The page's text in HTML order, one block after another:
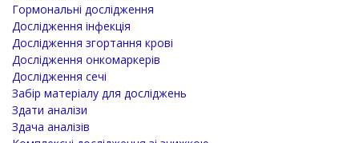
Гормональні дослідження
Дослідження інфекція
Дослідження згортання крові
Дослідження онкомаркерів
Дослідження сечі
Забір матеріалу для досліджень
Здати аналізи
Здача аналізів